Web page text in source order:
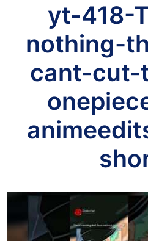
yt-418-
nothing-
cant-cut-